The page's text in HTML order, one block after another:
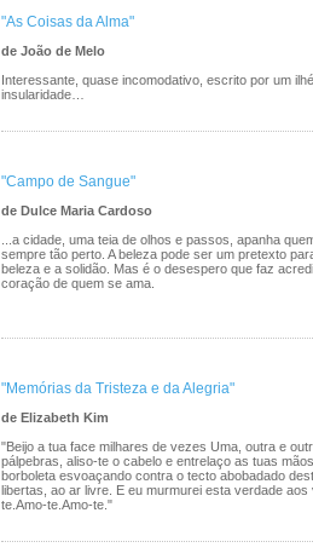
"As Coisas da Alma"
de João de Melo
Interessante, quase incomodativo, escrito por um
insularidade…
"Campo de Sangue"
de Dulce Maria Cardoso
...a cidade, uma teia de olhos e passos, apanha
sempre tão perto. A beleza pode ser um pretexto
beleza e a solidão. Mas é o desespero que faz
coração de quem se ama.
"Memórias da Tristeza e da Alegria"
de Elizabeth Kim
"Beijo a tua face milhares de vezes Uma, outra e
pálpebras, aliso-te o cabelo e entrelaço as tuas
borboleta esvoaçando contra o tecto abobadado
libertas, ao ar livre. E eu murmurei esta verdade
te.Amo-te.Amo-te."